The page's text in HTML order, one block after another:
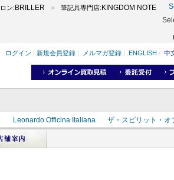
ン: BRILLER 筆記具専門店: KINGDOM NOTE
ログイン 新規会員登録 メルマガ登録 ENGLISH / 中
Leonardo Officina Italiana
ザ・スピリット・オ
インD
ズ
カヴゼットインク スーベレーン モンブラ